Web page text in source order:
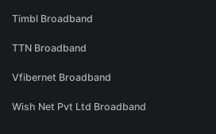
Timbl Broadband
TTN Broadband
Vfibernet Broadband
Wish Net Pvt Ltd Broadband